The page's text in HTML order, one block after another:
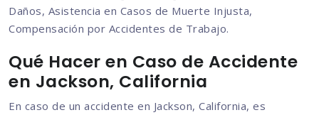
Daños, Asistencia en Casos de Muerte Injusta,
Compensación por Accidentes de Trabajo.
Qué Hacer en Caso de Accidente
en Jackson, California
En caso de un accidente en Jackson, California, es